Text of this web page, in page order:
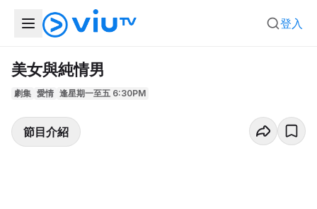
登入
美女與純情男
劇集 愛情 逢星期一至五 6:30PM
節目介紹